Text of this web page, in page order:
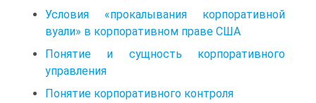
Условия «прокалывания корпоративной
вуали» в корпоративном праве США
Понятие и сущность корпоративного
управления
Понятие корпоративного контроля